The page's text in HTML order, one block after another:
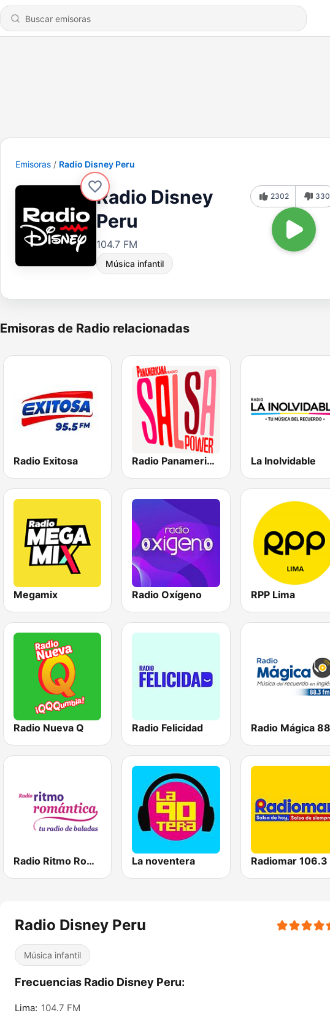
Emisoras Radio Disney Peru
Radio Disney
Peru
104.7 FM
Música infantil
2302 330
Emisoras de Radio relacionadas
Radio Exitosa Radio Panamericana - Salsa Power La Inolvidable
Megamix Radio Oxígeno RPP Lima
Radio Nueva Q Radio Felicidad
Radio Ritmo Romántica La noventera
Radio Disney Peru
Música infantil
Frecuencias Radio Disney Peru:
Lima: 104.7 FM